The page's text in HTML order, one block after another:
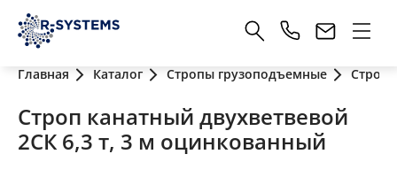
Главная Каталог Стропы грузоподъемные
Строп канатный двухветвевой
2СК 6,3 т, 3 м оцинкованный